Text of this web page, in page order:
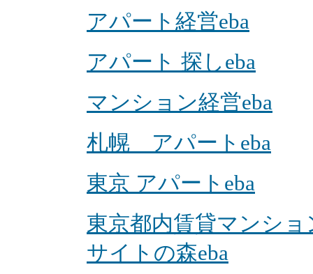
アパート経営eba
アパート 探しeba
マンション経営eba
札幌 アパートeba
東京 アパートeba
東京都内賃貸マンショ
サイトの森eba